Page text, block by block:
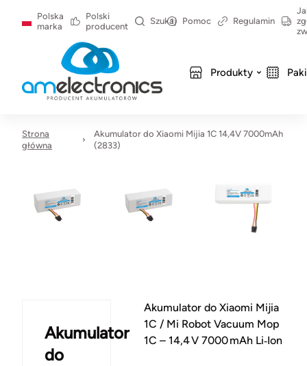
Polska
marka
Polski
producent
Szukaj Pomoc Regulamin
Produkty
Strona
główna
Akumulator do Xiaomi Mijia 1C 14,4V 7000mAh
(2833)
Akumulator
do
Akumulator do Xiaomi Mijia
1C / Mi Robot Vacuum Mop
1C – 14,4 V 7000 mAh Li‑Ion